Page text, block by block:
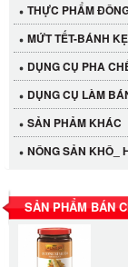
THỰC PHẨM
MỨT TẾT-BÁNH
DỤNG CỤ PHA
DỤNG CỤ LÀM
SẢN PHẢM KHÁC
NÔNG SẢN KHÔ_
SẢN PHẨM BÁN